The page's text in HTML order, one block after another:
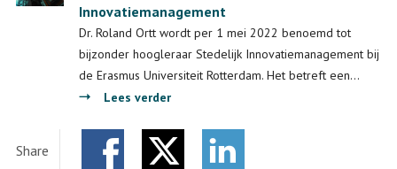
Innovatiemanagement
Dr. Roland Ortt wordt per 1 mei 2022 benoemd tot
bijzonder hoogleraar Stedelijk Innovatiemanagement bij
de Erasmus Universiteit Rotterdam. Het betreft een…
Lees verder
Ortt
bijzonder
Share